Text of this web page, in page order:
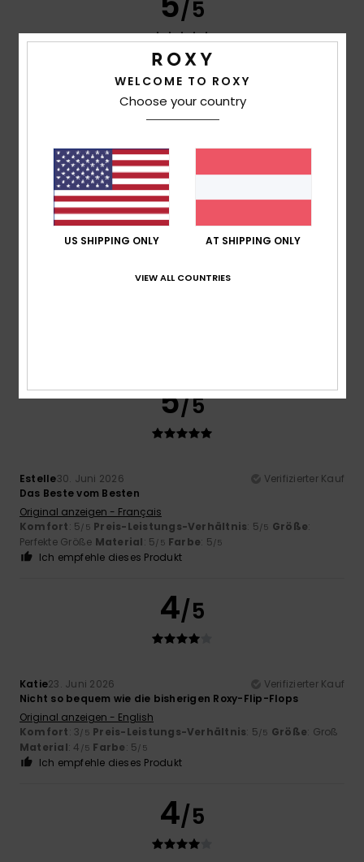
/5
Perfekte GrößeMaterial: 5/5 Farbe: 5/5
Ich empfehle dieses Produkt
5
5/5
Estelle30. Juni 2026
Verifizierter Kauf
Das Beste vom Besten
Original anzeigen - Français
Komfort: 5/5 Preis-Leistungs-Verhältnis: 5/5 Größe:
Perfekte Größe Material: 5/5 Farbe: 5/5
Ich empfehle dieses Produkt
4/5
Katie23. Juni 2026
Verifizierter Kauf
Nicht so bequem wie die bisherigen Roxy-Flip-Flops
Original anzeigen - English
Komfort: 3/5 Preis-Leistungs-Verhältnis: 5/5 Größe: Groß
Material: 4 /5 Farbe: 5/5
Ich empfehle dieses Produkt
4/5
WELCOME TO ROXY
Choose your country
US SHIPPING ONLY AT SHIPPING ONLY
VIEW ALL COUNTRIES